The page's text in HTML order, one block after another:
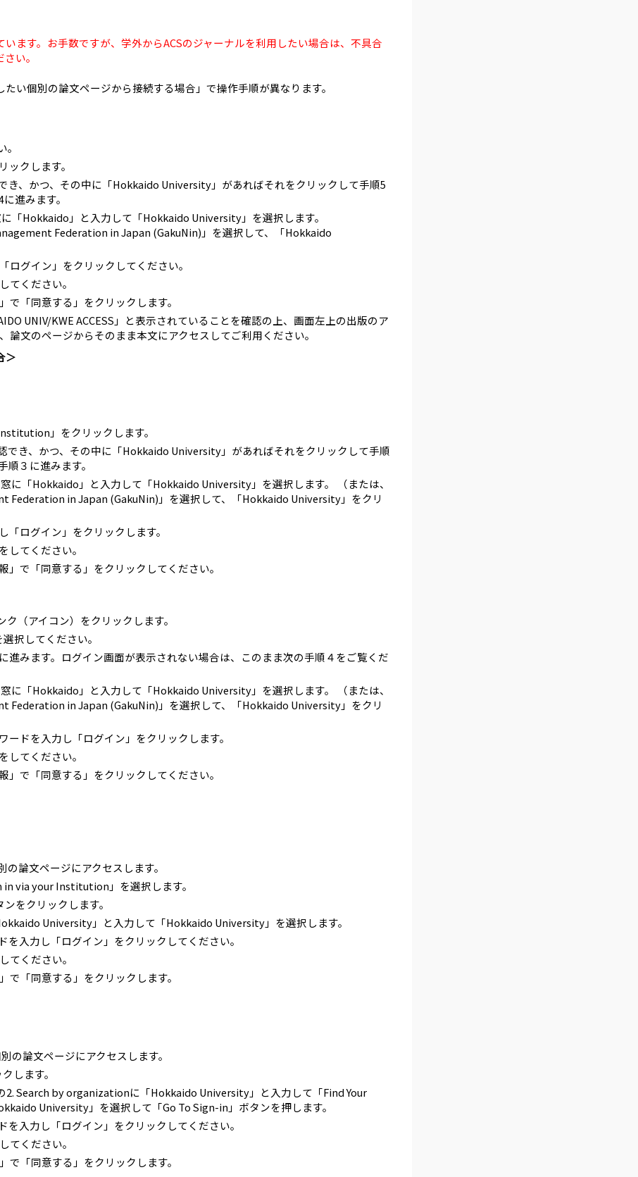
ます。お手数ですが、学外からACSのジャーナルを利用したい場合は、不具合
い。
い個別の論文ページから接続する場合」で操作手順が異なります。
クします。
き、かつ、その中に「Hokkaido University」があればそれをクリックして手順5
進みます。
「Hokkaido」と入力して「Hokkaido University」を選択します。
Federation in Japan (GakuNin)」を選択して、「Hokkaido
ログイン」をクリックしてください。
てください。
で「同意する」をクリックします。
UNIV/KWE ACCESS」と表示されていることを確認の上、画面左上の出版のア
論文のページからそのまま本文にアクセスしてご利用ください。
＞
」をクリックします。
でき、かつ、その中に「Hokkaido University」があればそれをクリックして手順
３に進みます。
に「Hokkaido」と入力して「Hokkaido University」を選択します。 （または、
Federation in Japan (GakuNin)」を選択して、「Hokkaido University」をクリ
ログイン」をクリックします。
してください。
」で「同意する」をクリックしてください。
（アイコン）をクリックします。
択してください。
進みます。ログイン画面が表示されない場合は、このまま次の手順４をご覧くだ
に「Hokkaido」と入力して「Hokkaido University」を選択します。 （または、
Federation in Japan (GakuNin)」を選択して、「Hokkaido University」をクリ
ードを入力し「ログイン」をクリックします。
してください。
」で「同意する」をクリックしてください。
の論文ページにアクセスします。
via your Institution」を選択します。
をクリックします。
University」と入力して「Hokkaido University」を選択します。
入力し「ログイン」をクリックしてください。
てください。
で「同意する」をクリックします。
の論文ページにアクセスします。
します。
Search by organizationに「Hokkaido University」と入力して「Find Your
University」を選択して「Go To Sign-in」ボタンを押します。
入力し「ログイン」をクリックしてください。
てください。
で「同意する」をクリックします。